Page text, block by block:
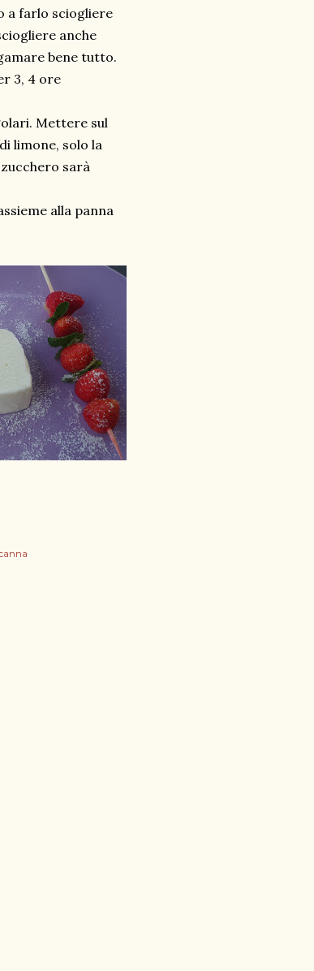
a farlo sciogliere
anche
bene tutto.
3, 4 ore
Mettere sul
limone, solo la
sarà
alla panna